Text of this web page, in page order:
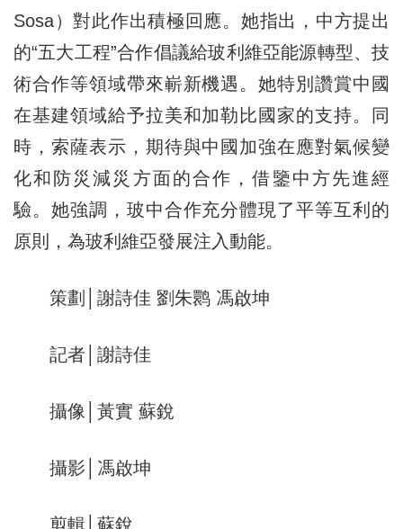
Sosa）對此作出積極回應。她指出，中方提出
的“五大工程”合作倡議給玻利維亞能源轉型、技
術合作等領域帶來嶄新機遇。她特別讚賞中國
在基建領域給予拉美和加勒比國家的支持。同
時，索薩表示，期待與中國加強在應對氣候變
化和防災減災方面的合作，借鑒中方先進經
驗。她強調，玻中合作充分體現了平等互利的
原則，為玻利維亞發展注入動能。
策劃│謝詩佳 劉朱鹮 馮啟坤
記者│謝詩佳
攝像│黃實 蘇銳
攝影│馮啟坤
剪輯│蘇銳